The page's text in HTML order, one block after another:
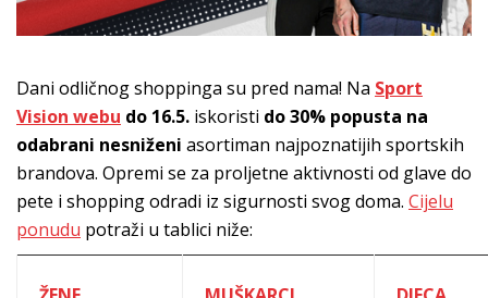
Dani odličnog shoppinga su pred nama! Na Sport
Vision webu do 16.5. iskoristi do 30% popusta na
odabrani nesniženi asortiman najpoznatijih sportskih
brandova. Opremi se za proljetne aktivnosti od glave do
pete i shopping odradi iz sigurnosti svog doma. Cijelu
ponudu potraži u tablici niže: